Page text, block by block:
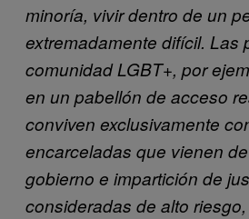
minoría, vivir dentro de un
extremadamente difícil. Las
comunidad LGBT+, por
en un pabellón de acceso
conviven exclusivamente
encarceladas que vienen
gobierno e impartición de
consideradas de alto